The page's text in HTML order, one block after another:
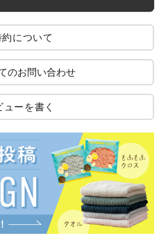
について
のお問い合わせ
ューを書く